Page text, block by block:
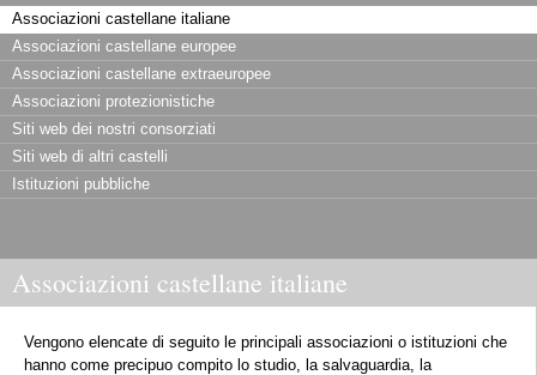
Associazioni castellane italiane
Associazioni castellane europee
Associazioni castellane extraeuropee
Associazioni protezionistiche
Siti web dei nostri consorziati
Siti web di altri castelli
Istituzioni pubbliche
Associazioni castellane italiane
Vengono elencate di seguito le principali associazioni o istituzioni che
hanno come precipuo compito lo studio, la salvaguardia, la